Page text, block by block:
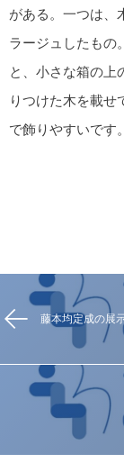
がある。一つは、
ラージュしたもの
と、小さな箱の上
りつけた木を載せ
で飾りやすいです。
藤本均定成の展